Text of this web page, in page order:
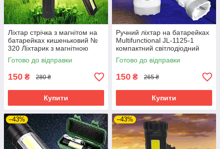
Ліхтар стрічка з магнітом на
батарейках кишеньковий №
320 Ліхтарик з магнітною
основою
Готово до відправки
150 ₴ 280 ₴
Купити
Ручний ліхтар на батарейках
Multifunctional JL-1125-1
компактний світлодіодний
ліхтарик
Готово до відправки
150 ₴ 265 ₴
Купити
–43% –43%